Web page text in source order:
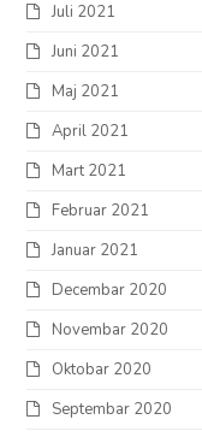
Juli 2021
Juni 2021
Maj 2021
April 2021
Mart 2021
Februar 2021
Januar 2021
Decembar 2020
Novembar 2020
Oktobar 2020
Septembar 2020